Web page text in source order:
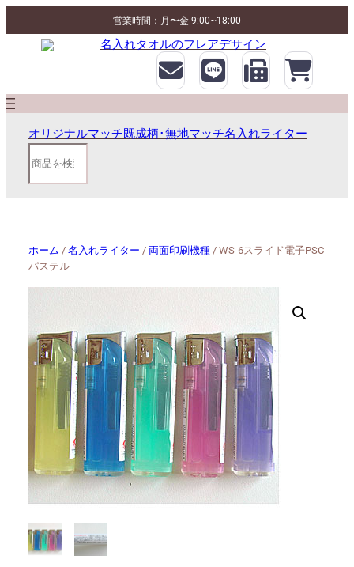
営業時間：月〜金 9:00~18:00
オリジナルマッチ既成柄･無地マッチ名入れライター
索
ホーム / 名入れライター / 両面印刷機種 / WS-6スライド電子PSC
パステル